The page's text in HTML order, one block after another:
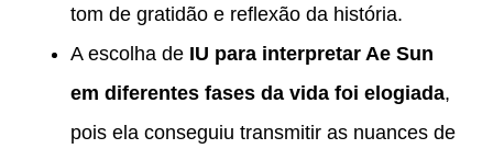
tom de gratidão e reflexão da história.
A escolha de IU para interpretar Ae Sun
em diferentes fases da vida foi elogiada,
pois ela conseguiu transmitir as nuances de